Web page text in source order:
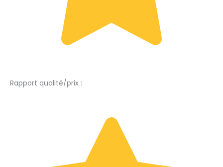
Rapport qualité/prix :